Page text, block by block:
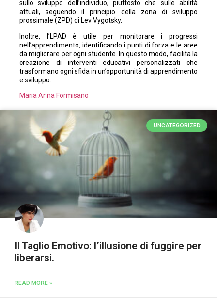
sullo sviluppo dell’individuo, piuttosto che sulle abilità
attuali, seguendo il principio della zona di sviluppo
prossimale (ZPD) di Lev Vygotsky.
Inoltre, l’LPAD è utile per monitorare i progressi
nell’apprendimento, identificando i punti di forza e le aree
da migliorare per ogni studente. In questo modo, facilita la
creazione di interventi educativi personalizzati che
trasformano ogni sfida in un’opportunità di apprendimento
e sviluppo.
Maria Anna Formisano
UNCATEGORIZED
Il Taglio Emotivo: l’illusione di fuggire per
liberarsi.
READ MORE »